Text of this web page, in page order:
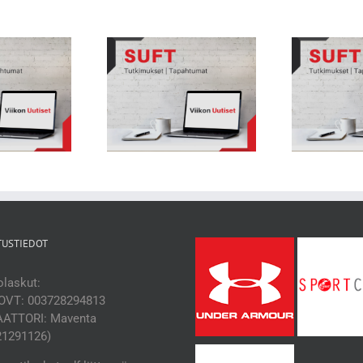
Uutiset 231: Nuorten
biologisessa
suuria eroja
Viikon Uutiset 229: Synnytyksen
jälkeen takaisin huipulle
003728294813
Maventa